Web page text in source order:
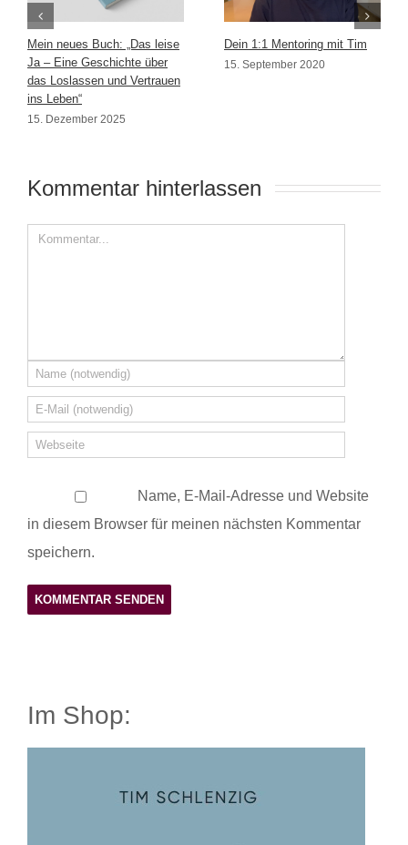
Mein neues Buch: „Das leise
Ja – Eine Geschichte über
das Loslassen und Vertrauen
ins Leben“
15. Dezember 2025
Dein 1:1 Mentoring mit Tim
15. September 2020
Kommentar hinterlassen
Name, E-Mail-Adresse und Website
in diesem Browser für meinen nächsten Kommentar
speichern.
Im Shop: